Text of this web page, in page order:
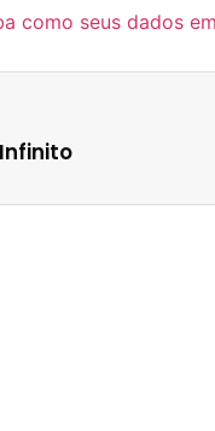
como seus dados